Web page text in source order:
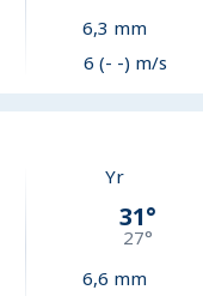
6,3 mm
6 (- -) m/s
Yr
31°
27°
6,6 mm